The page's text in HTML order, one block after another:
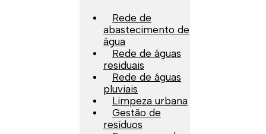
Rede de
abastecimento de
água
Rede de águas
residuais
Rede de águas
pluviais
Limpeza urbana
Gestão de
resíduos